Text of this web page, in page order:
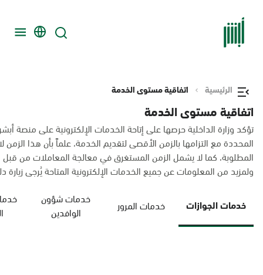
الرئيسية اتفاقية مستوى الخدمة
اتفاقية مستوى الخدمة
تؤكد وزارة الداخلية حرصها على إتاحة الخدمات الإلكترونية على منصة
المحددة مع التزامها بالزمن الأقصى لتقديم الخدمة، علماً بأن هذا
المطلوبة، كما لا يشمل الزمن المستغرق في معالجة المعاملات من
ولمزيد من المعلومات عن جميع الخدمات الإلكترونية المتاحة يُرجى زيارة
خدمات الجوازات خدمات المرور
خدمات شؤون
الوافدين